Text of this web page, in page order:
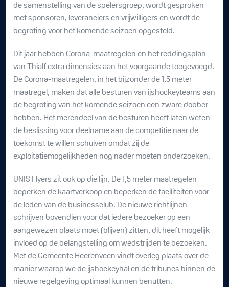
de samenstelling van de spelersgroep, wordt gesproken
met sponsoren, leveranciers en vrijwilligers en wordt de
begroting voor het komende seizoen opgesteld.
Dit jaar hebben Corona-maatregelen en het reddingsplan
van Thialf extra dimensies aan het voorgaande toegevoegd.
De Corona-maatregelen, in het bijzonder de 1,5 meter
maatregel, maken dat alle besturen van ijshockeyteams aan
de begroting van het komende seizoen een zware dobber
hebben. Het merendeel van de besturen heeft laten weten
de beslissing voor deelname aan de competitie naar de
toekomst te willen schuiven omdat zij de
exploitatiemogelijkheden nog nader moeten onderzoeken.
UNIS Flyers zit ook op die lijn. De 1,5 meter maatregelen
beperken de kaartverkoop en beperken de faciliteiten voor
de leden van de businessclub. De nieuwe richtlijnen
schrijven bovendien voor dat iedere bezoeker op een
aangewezen plaats moet (blijven) zitten, dit heeft mogelijk
invloed op de belangstelling om wedstrijden te bezoeken.
Met de Gemeente Heerenveen vindt overleg plaats over de
manier waarop we de ijshockeyhal en de tribunes binnen de
nieuwe regelgeving optimaal kunnen benutten.